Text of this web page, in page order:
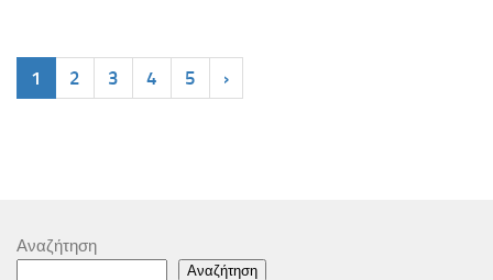
1 2 3 4 5 ›
Αναζήτηση
Αναζήτηση